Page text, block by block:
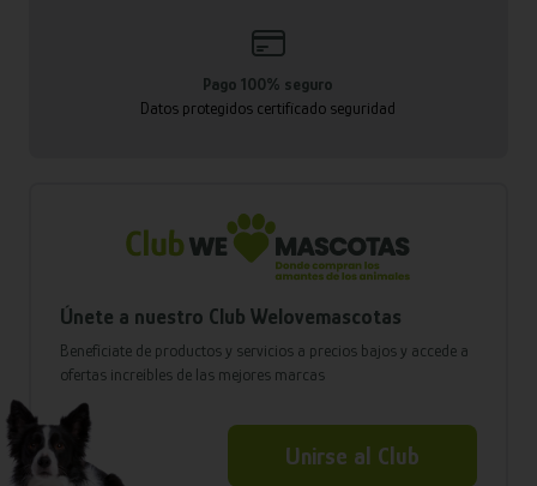
Pago 100% seguro
Datos protegidos certificado seguridad
Únete a nuestro Club Welovemascotas
Benefíciate de productos y servicios a precios bajos y accede a
ofertas increíbles de las mejores marcas
Unirse al Club